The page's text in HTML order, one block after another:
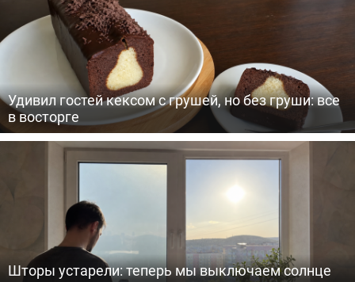
Удивил гостей кексом с грушей, но без груши: все
в восторге
Шторы устарели: теперь мы выключаем солнце